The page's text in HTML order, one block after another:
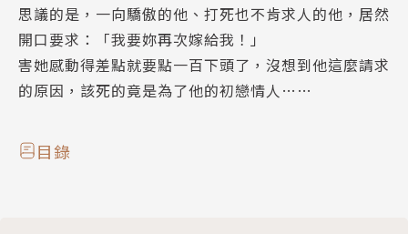
思議的是，一向驕傲的他、打死也不肯求人的他，居然
開口要求：「我要妳再次嫁給我！」
害她感動得差點就要點一百下頭了，沒想到他這麼請求
的原因，該死的竟是為了他的初戀情人……
目錄